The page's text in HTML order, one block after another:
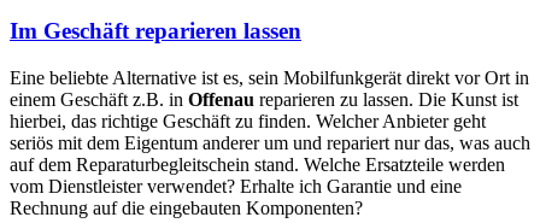
Im Geschäft reparieren lassen
Eine beliebte Alternative ist es, sein Mobilfunkgerät direkt vor Ort in
einem Geschäft z.B. in Offenau reparieren zu lassen. Die Kunst ist
hierbei, das richtige Geschäft zu finden. Welcher Anbieter geht
seriös mit dem Eigentum anderer um und repariert nur das, was auch
auf dem Reparaturbegleitschein stand. Welche Ersatzteile werden
vom Dienstleister verwendet? Erhalte ich Garantie und eine
Rechnung auf die eingebauten Komponenten?